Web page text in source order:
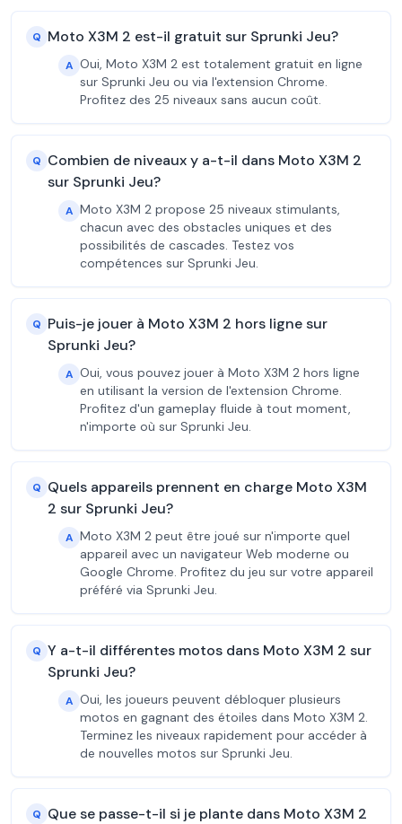
Q Moto X3M 2 est-il gratuit sur Sprunki Jeu?
A Oui, Moto X3M 2 est totalement gratuit en ligne
sur Sprunki Jeu ou via l'extension Chrome.
Profitez des 25 niveaux sans aucun coût.
Q Combien de niveaux y a-t-il dans Moto X3M 2
sur Sprunki Jeu?
A Moto X3M 2 propose 25 niveaux stimulants,
chacun avec des obstacles uniques et des
possibilités de cascades. Testez vos
compétences sur Sprunki Jeu.
Q Puis-je jouer à Moto X3M 2 hors ligne sur
Sprunki Jeu?
A Oui, vous pouvez jouer à Moto X3M 2 hors ligne
en utilisant la version de l'extension Chrome.
Profitez d'un gameplay fluide à tout moment,
n'importe où sur Sprunki Jeu.
Q Quels appareils prennent en charge Moto X3M
2 sur Sprunki Jeu?
A Moto X3M 2 peut être joué sur n'importe quel
appareil avec un navigateur Web moderne ou
Google Chrome. Profitez du jeu sur votre appareil
préféré via Sprunki Jeu.
Q Y a-t-il différentes motos dans Moto X3M 2 sur
Sprunki Jeu?
A Oui, les joueurs peuvent débloquer plusieurs
motos en gagnant des étoiles dans Moto X3M 2.
Terminez les niveaux rapidement pour accéder à
de nouvelles motos sur Sprunki Jeu.
Q Que se passe-t-il si je plante dans Moto X3M 2